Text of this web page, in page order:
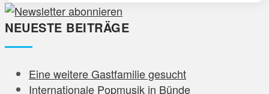
NEUESTE BEITRÄGE
Eine weitere Gastfamilie gesucht
Internationale Popmusik in Bünde